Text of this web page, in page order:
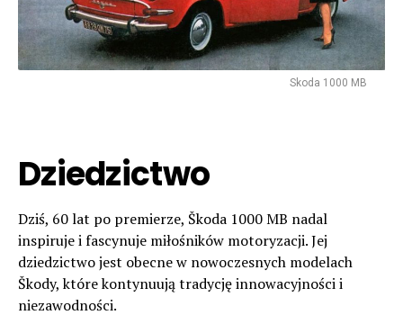
Skoda 1000 MB
Dziedzictwo
Dziś, 60 lat po premierze, Škoda 1000 MB nadal
inspiruje i fascynuje miłośników motoryzacji. Jej
dziedzictwo jest obecne w nowoczesnych modelach
Škody, które kontynuują tradycję innowacyjności i
niezawodności.